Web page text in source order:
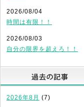
2026/08/04
時間は有限！！
2026/08/03
自分の限界を超えろ！！
2026年8月 (7)